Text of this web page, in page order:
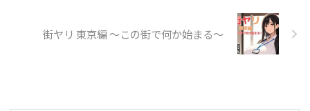
街ヤリ 東京編 〜この街で何か始まる〜